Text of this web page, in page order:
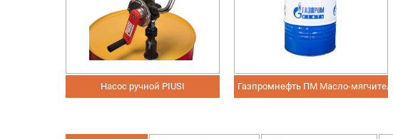
Насос ручной PIUSI Газпромнефть ПМ Масло-мягчитель